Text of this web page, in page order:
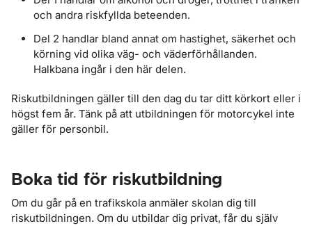
och andra riskfyllda beteenden.
Del 2 handlar bland annat om hastighet, säkerhet och
körning vid olika väg- och väderförhållanden.
Halkbana ingår i den här delen.
Riskutbildningen gäller till den dag du tar ditt körkort eller i
högst fem år. Tänk på att utbildningen för motorcykel inte
gäller för personbil.
Boka tid för riskutbildning
Om du går på en trafikskola anmäler skolan dig till
riskutbildningen. Om du utbildar dig privat, får du själv